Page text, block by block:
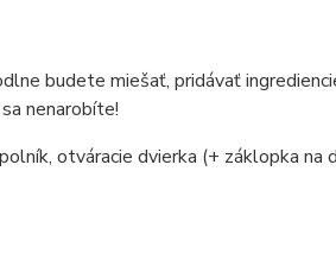
budete miešať, pridávať
nenarobíte!
otváracie dvierka (+ záklopka na